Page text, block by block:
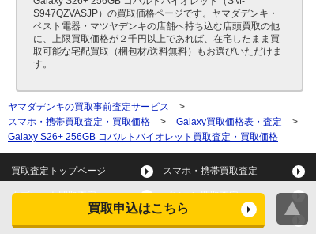
買取申込はこちら
S947QZVASJP）の買取価格ページです。ヤマダデンキ・
ベスト電器・マツヤデンキの店舗へ持ち込む店頭買取の他
に、上限買取価格が２千円以上であれば、在宅したまま買
取可能な宅配買取（梱包材/送料無料）もお選びいただけま
す。
ヤマダデンキの買取事前査定サービス
>
スマホ・携帯買取査定・買取価格
> Galaxy買取価格表・査定
>
Galaxy S26+ 256GB コバルトバイオレット買取査定・買取価格
買取査定トップページ スマホ・携帯買取査定
タブレット買取査定 パソコン買取査定